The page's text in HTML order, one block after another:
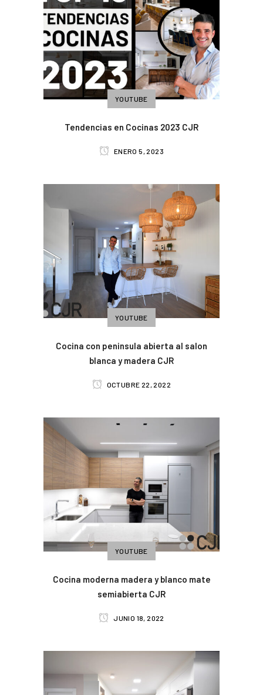
YOUTUBE
Tendencias en Cocinas 2023 CJR
ENERO 5, 2023
YOUTUBE
Cocina con peninsula abierta al salon
blanca y madera CJR
OCTUBRE 22, 2022
YOUTUBE
Cocina moderna madera y blanco mate
semiabierta CJR
JUNIO 18, 2022